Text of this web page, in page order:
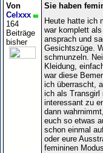
Von
Celxxx
164
Beiträge
bisher
Sie haben
Heute hatte ich
war komplett
ansprach und
Gesichtszüge.
schmunzeln.
Kleidung,
war diese
ich überrascht,
ich als Transgirl
interessant zu
dann
euch so etwas
schon einmal
oder eure
femininen